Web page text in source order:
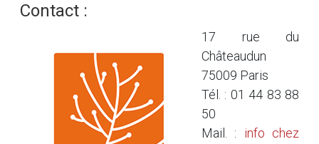
Contact :
17 rue du
Châteaudun
75009 Paris
Tél. : 01 44 83 88
50
Mail. : info chez